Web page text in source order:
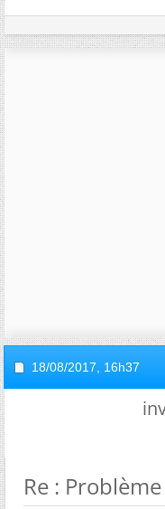
18/08/2017, 16h37
Re :